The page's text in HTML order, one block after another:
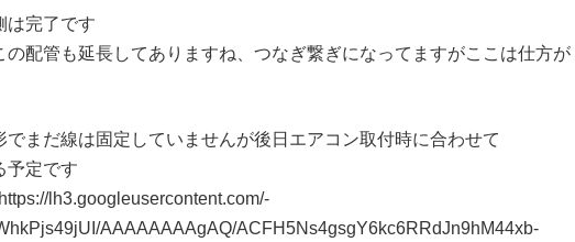
は完了です
の配管も延長してありますね、つなぎ繋ぎになってますがここは仕方が
でまだ線は固定していませんが後日エアコン取付時に合わせて
予定です
lh3.googleusercontent.com/-
AAAAAAAAgAQ/ACFH5Ns4gsgY6kc6RRdJn9hM44xb-